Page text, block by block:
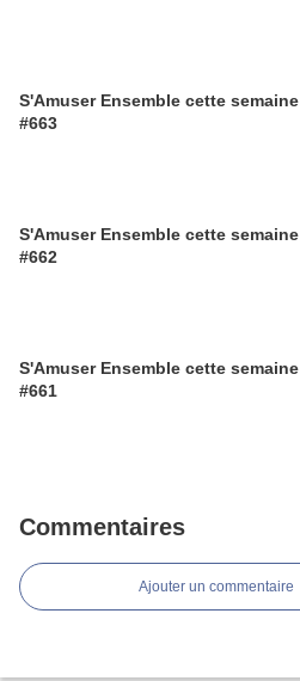
S'Amuser Ensemble cette semaine
#663
S'Amuser Ensemble cette semaine
#662
S'Amuser Ensemble cette semaine
#661
Commentaires
Ajouter un commentaire